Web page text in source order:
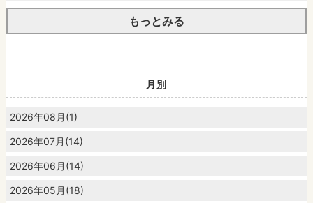
もっとみる
月別
2026年08月(1)
2026年07月(14)
2026年06月(14)
2026年05月(18)